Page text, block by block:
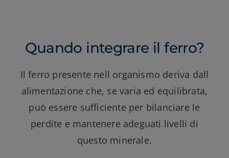
Quando integrare il ferro?
Il ferro presente nell organismo deriva dall
alimentazione che, se varia ed equilibrata,
può essere sufficiente per bilanciare le
perdite e mantenere adeguati livelli di
questo minerale.